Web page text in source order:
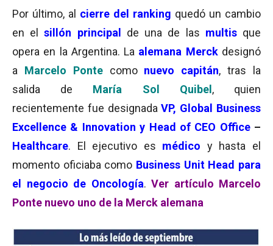
Por último, al cierre del ranking quedó un cambio
en elsillón principal de una de las multisque
opera en la Argentina. La alemana Merckdesignó
a Marcelo Ponte como nuevo capitán, tras la
salida de María Sol Quibel , quien
recientemente fue designada VP, Global Business
Excellence & Innovation y Head of CEO Office–
Healthcare. El ejecutivo es médico y hasta el
momento oficiaba como Business Unit Head para
el negocio de Oncología. Ver artículo Marcelo
Ponte nuevo uno de la Merck alemana